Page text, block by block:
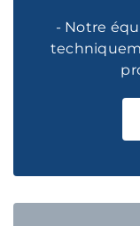
- Notre